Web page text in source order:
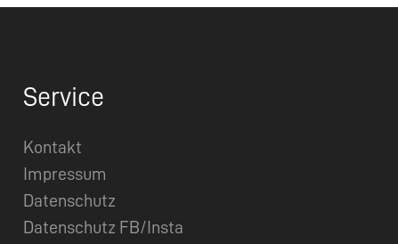
Service
Kontakt
Impressum
Datenschutz
Datenschutz FB/Insta